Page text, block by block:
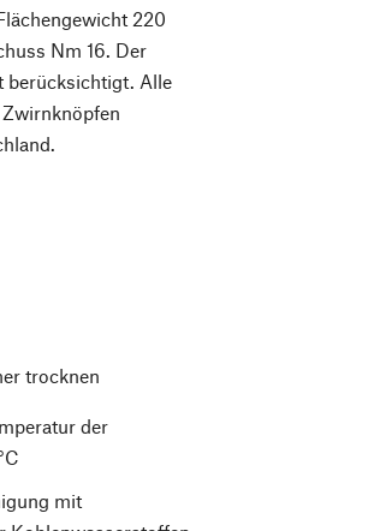
220
Nm 16. Der
berücksichtigt. Alle
trocknen
der
mit